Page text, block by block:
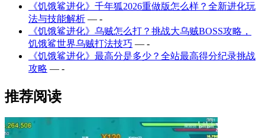
《饥饿鲨进化》千年狐2026重做版怎么样？全新进化玩
法与技能解析 — -
《饥饿鲨进化》乌贼怎么打？挑战大乌贼BOSS攻略，
饥饿鲨世界乌贼打法技巧 — -
《饥饿鲨进化》最高分是多少？全站最高得分纪录挑战
攻略 — -
推荐阅读